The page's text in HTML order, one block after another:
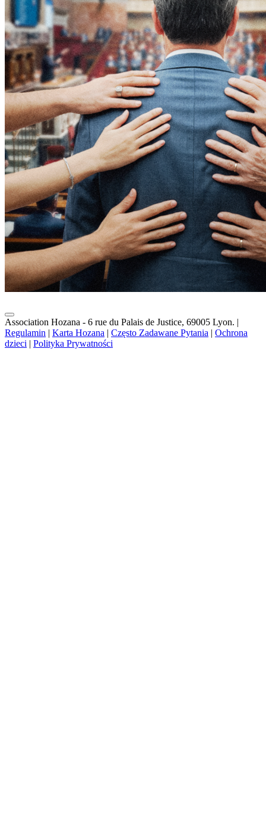
Association Hozana - 6 rue du Palais de Justice, 69005 Lyon. |
Regulamin | Karta Hozana | Często Zadawane Pytania | Ochrona
dzieci | Polityka Prywatności